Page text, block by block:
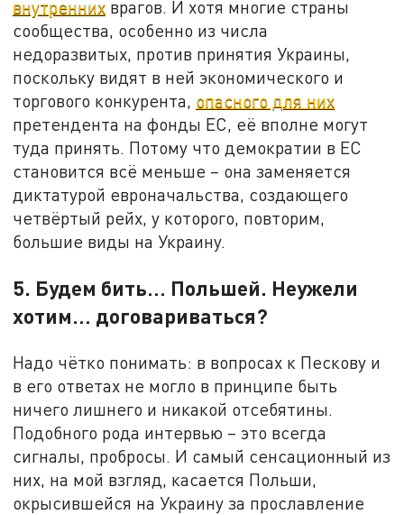
внутренних врагов. И хотя многие страны
сообщества, особенно из числа
недоразвитых, против принятия Украины,
поскольку видят в ней экономического и
торгового конкурента, опасного для них
претендента на фонды ЕС, её вполне могут
туда принять. Потому что демократии в ЕС
становится всё меньше – она заменяется
диктатурой евроначальства, создающего
четвёртый рейх, у которого, повторим,
большие виды на Украину.
5. Будем бить… Польшей. Неужели
хотим… договариваться?
Надо чётко понимать: в вопросах к Пескову и
в его ответах не могло в принципе быть
ничего лишнего и никакой отсебятины.
Подобного рода интервью – это всегда
сигналы, пробросы. И самый сенсационный из
них, на мой взгляд, касается Польши,
окрысившейся на Украину за прославление